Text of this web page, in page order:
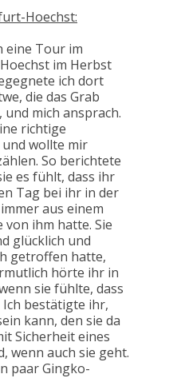
Hoechst:
eine Tour im
im Herbst
ich dort
die das Grab
mich ansprach.
richtige
wollte mir
So berichtete
es fühlt, dass ihr
Tag bei ihr in der
aus einem
von ihm hatte. Sie
glücklich und
getroffen hatte,
hörte ihr in
sie fühlte, dass
bestätigte ihr,
kann, den sie da
Sicherheit eines
wenn auch sie geht.
paar Gingko-